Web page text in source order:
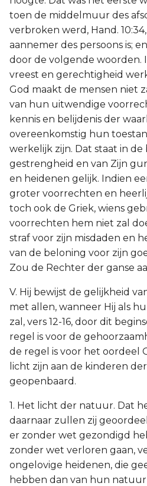
toen de middelmuur des
verbroken werd, Hand.
aannemer des persoons is;
door de volgende woorden.
vreest en gerechtigheid
God maakt de mensen niet
van hun uitwendige
kennis en belijdenis der
overeenkomstig hun
werkelijk zijn. Dat staat in de
gestrengheid en van Zijn
en heidenen gelijk. Indien
groter voorrechten en
toch ook de Griek, wiens
voorrechten hem niet zal
straf voor zijn misdaden en
van de beloning voor zijn
Zou de Rechter der ganse
V. Hij bewijst de gelijkheid
met allen, wanneer Hij als
zal, vers 12-16, door dit
regel is voor de
de regel is voor het oordeel
licht zijn aan de kinderen
geopenbaard.
1. Het licht der natuur. Dat
daarnaar zullen zij
er zonder wet gezondigd
zonder wet verloren gaan,
ongelovige heidenen, die
hebben dan van hun